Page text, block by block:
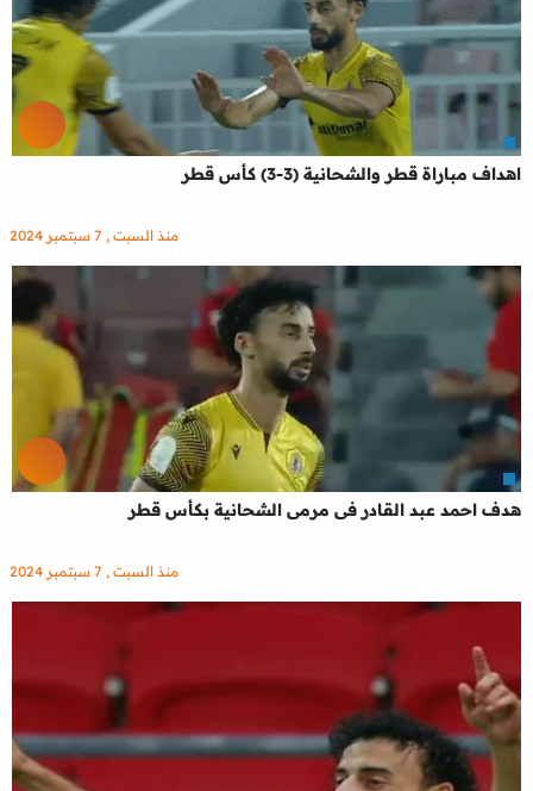
اهداف مباراة قطر والشحانية (3-3) كأس قطر
منذ السبت , 7 سبتمبر 2024
هدف احمد عبد القادر فى مرمى الشحانية بكأس قطر
منذ السبت , 7 سبتمبر 2024